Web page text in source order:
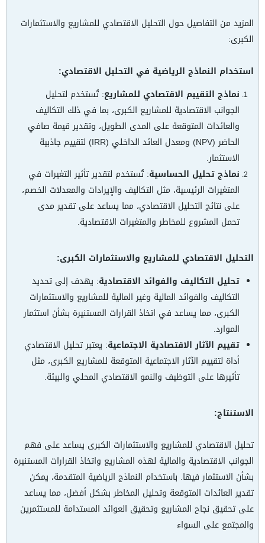
المزيد من التفاصيل حول التحليل الاقتصادي للمشاريع والاستثمارات
الكبرى:
استخدام النماذج الرياضية في التحليل الاقتصادي:
نماذج التقييم الاقتصادي للمشاريع: تُستخدم لتحليل
الجوانب الاقتصادية للمشاريع الكبرى، بما في ذلك التكاليف
والعائدات المتوقعة على المدى الطويل، وتقدير قيمة صافي
الحاضر (NPV) ومعدل العائد الداخلي (IRR) لتقييم جاذبية
الاستثمار.
نماذج تحليل الحساسية: تُستخدم لتقدير تأثير التغيرات في
المتغيرات الرئيسية، مثل التكاليف والإيرادات والمعدلات الخصم،
على نتائج التحليل الاقتصادي، مما يساعد على تقدير مدى
تحمل المشروع للمخاطر والمتغيرات الاقتصادية.
التحليل الاقتصادي للمشاريع والاستثمارات الكبرى:
تحليل التكاليف والفوائد الاقتصادية: يهدف إلى تحديد
التكاليف والفوائد المالية وغير المالية للمشاريع والاستثمارات
الكبرى، مما يساعد في اتخاذ القرارات المستنيرة بشأن استثمار
الموارد.
تقييم الآثار الاقتصادية الاجتماعية: يعتبر تحليل الاقتصادي
أداة لتقييم الآثار الاجتماعية المتوقعة للمشاريع الكبرى، مثل
تأثيرها على التوظيف والنمو الاقتصادي المحلي والبيئة.
الاستنتاج:
تحليل الاقتصادي للمشاريع والاستثمارات الكبرى يساعد على فهم
الجوانب الاقتصادية والمالية لهذه المشاريع واتخاذ القرارات المستنيرة
بشأن الاستثمار فيها. باستخدام النماذج الرياضية المتقدمة، يمكن
تقدير العائدات المتوقعة وتحليل المخاطر بشكل أفضل، مما يساعد
على تحقيق نجاح المشاريع وتحقيق العوائد المستدامة للمستثمرين
والمجتمع على السواء